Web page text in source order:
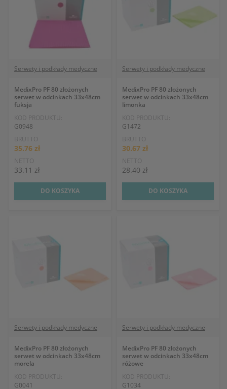
Serwety i podkłady medyczne
MedixPro PF 80 złożonych
serwet w odcinkach 33x48cm
fuksja
KOD PRODUKTU:
G0948
BRUTTO
35.76 zł
NETTO
33.11 zł
DO KOSZYKA
Serwety i podkłady medyczne
MedixPro PF 80 złożonych
serwet w odcinkach 33x48cm
limonka
KOD PRODUKTU:
G1472
BRUTTO
30.67 zł
NETTO
28.40 zł
DO KOSZYKA
Serwety i podkłady medyczne
MedixPro PF 80 złożonych
serwet w odcinkach 33x48cm
morela
KOD PRODUKTU:
G0041
Serwety i podkłady medyczne
MedixPro PF 80 złożonych
serwet w odcinkach 33x48cm
różowe
KOD PRODUKTU:
G1034